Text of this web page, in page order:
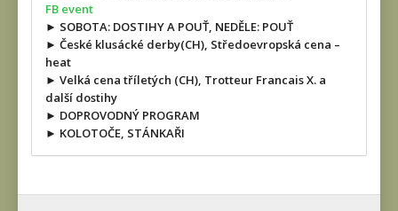
FB event
► SOBOTA: DOSTIHY A POUŤ, NEDĚLE: POUŤ
► České klusácké derby(CH), Středoevropská cena –
heat
► Velká cena tříletých (CH), Trotteur Francais X. a
další dostihy
► DOPROVODNÝ PROGRAM
► KOLOTOČE, STÁNKAŘI